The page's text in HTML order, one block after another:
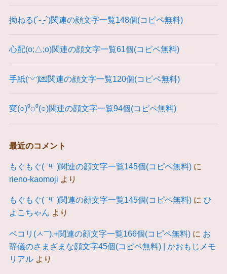
拗ねる(´- ̯-`)関連の顔文字一覧148個(コピペ無料)
心配(o;△;o)関連の顔文字一覧61個(コピペ無料)
手紙(ᵔᵕᵔ)💌関連の顔文字一覧120個(コピペ無料)
変(○)⁰⍜⁰(○)関連の顔文字一覧94個(コピペ無料)
最近のコメント
もぐもぐ( ˙༥˙ )関連の顔文字一覧145個(コピペ無料)に
rieno-kaomoji より
もぐもぐ( ˙༥˙ )関連の顔文字一覧145個(コピペ無料)に ひ
よこちゃん より
ペコリ(ㅅ˘˘).+関連の顔文字一覧166個(コピペ無料)に お
辞儀のさまざまな顔文字45個(コピペ無料) | かおもじメモ
リアルより